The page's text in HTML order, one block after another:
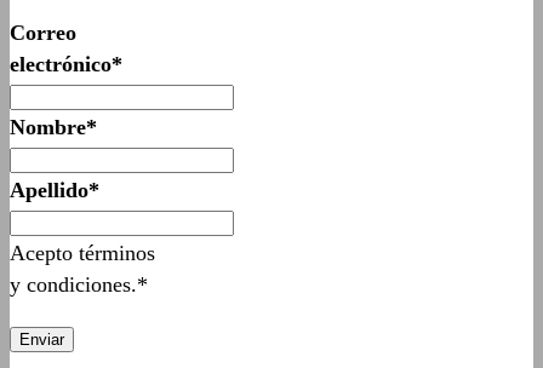
Correo
electrónico*
Nombre*
Apellido*
Acepto términos
y condiciones.*